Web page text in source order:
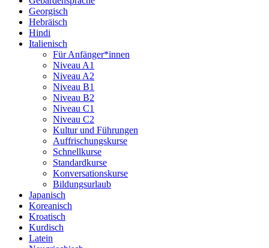
Georgisch
Hebräisch
Hindi
Italienisch
Für Anfänger*innen
Niveau A1
Niveau A2
Niveau B1
Niveau B2
Niveau C1
Niveau C2
Kultur und Führungen
Auffrischungskurse
Schnellkurse
Standardkurse
Konversationskurse
Bildungsurlaub
Japanisch
Koreanisch
Kroatisch
Kurdisch
Latein